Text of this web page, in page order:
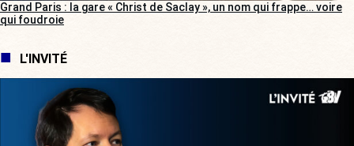
Grand Paris : la gare « Christ de Saclay », un nom qui frappe… voire
qui foudroie
L'INVITÉ